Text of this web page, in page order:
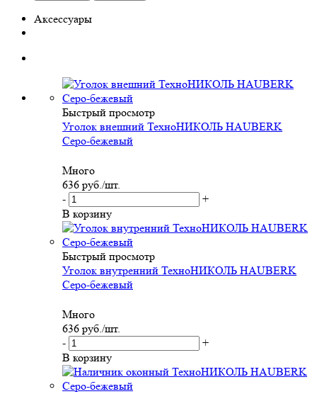
Аксессуары
Быстрый просмотр
Уголок внешний ТехноНИКОЛЬ HAUBERK
Серо-бежевый
Много
636 руб./шт.
-
+
В корзину
Быстрый просмотр
Уголок внутренний ТехноНИКОЛЬ HAUBERK
Серо-бежевый
Много
636 руб./шт.
-
+
В корзину